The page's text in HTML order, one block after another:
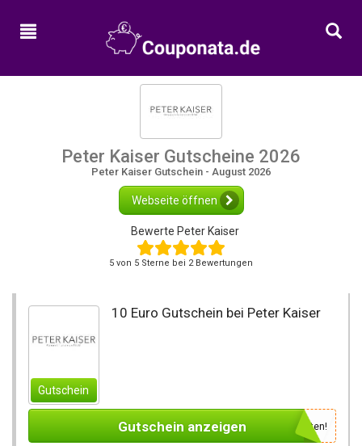
Peter Kaiser Gutscheine 2026
Peter Kaiser Gutschein - August 2026
Webseite öffnen
Bewerte Peter Kaiser
5 von 5 Sterne bei 2 Bewertungen
Gutschein
10 Euro Gutschein bei Peter Kaiser
Newsletter des Shops abonnieren, um den Gutscheincode zu erhalten!
Gutschein anzeigen